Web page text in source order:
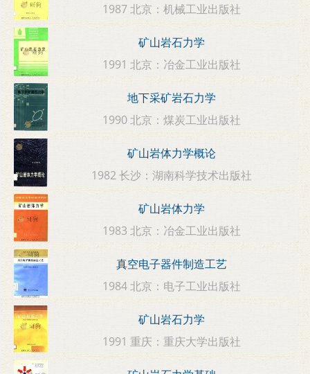
1987 北京：机械工业出版社
矿山岩石力学
1991 北京：冶金工业出版社
地下采矿岩石力学
1990 北京：煤炭工业出版社
矿山岩体力学概论
1982 长沙：湖南科学技术出版社
矿山岩体力学
1983 北京：冶金工业出版社
真空电子器件制造工艺
1984 北京：电子工业出版社
矿山岩石力学
1991 重庆：重庆大学出版社